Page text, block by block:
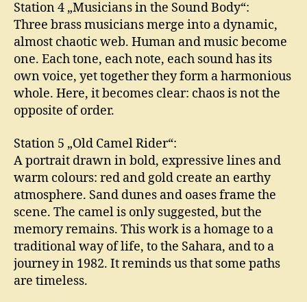
Station 4 „Musicians in the Sound Body“:
Three brass musicians merge into a dynamic,
almost chaotic web. Human and music become
one. Each tone, each note, each sound has its
own voice, yet together they form a harmonious
whole. Here, it becomes clear: chaos is not the
opposite of order.
Station 5 „Old Camel Rider“:
A portrait drawn in bold, expressive lines and
warm colours: red and gold create an earthy
atmosphere. Sand dunes and oases frame the
scene. The camel is only suggested, but the
memory remains. This work is a homage to a
traditional way of life, to the Sahara, and to a
journey in 1982. It reminds us that some paths
are timeless.